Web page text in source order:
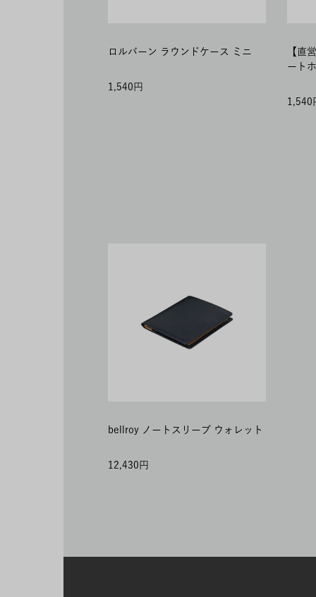
ロルバーン ラウンドケース ミニ
1,540
【直
ート
1,540
bellroy ノートスリーブ ウォレット
12,430